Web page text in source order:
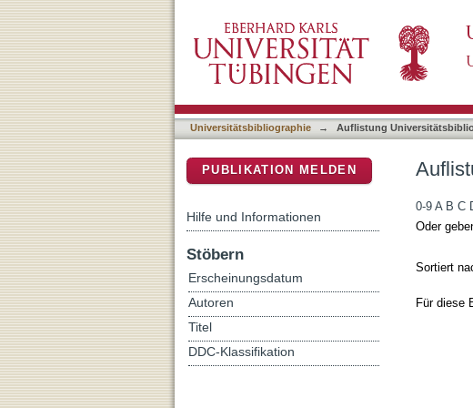
Universitätsbibliographie → Auflistung
0-9 A B C
Oder
Sortiert
Für diese
PUBLIKATION MELDEN
Hilfe und Informationen
Stöbern
Erscheinungsdatum
Autoren
Titel
DDC-Klassifikation